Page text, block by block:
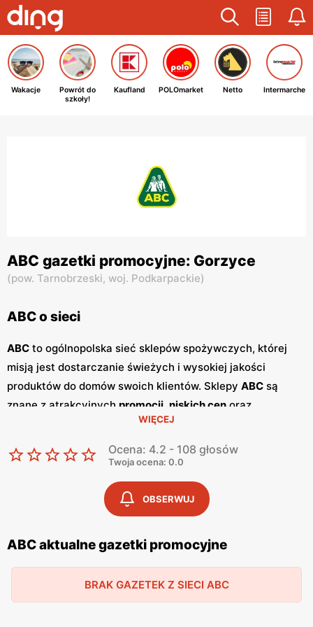
Wakacje
Powrót do
szkoły!
Kaufland POLOmarket Netto Intermarche
ABC gazetki promocyjne: Gorzyce
(pow. Tarnobrzeski, woj. Podkarpackie)
ABC o sieci
ABC to ogólnopolska sieć sklepów spożywczych, której
misją jest dostarczanie świeżych i wysokiej jakości
produktów do domów swoich klientów. Sklepy ABC są
znane z atrakcyjnych promocji niskich cen oraz
szerokiego asortymentu, który zaspokaja potrzeby całej
rodziny. Dzięki przyjaznej obsłudze i lokalnym sklepom,
ABC stało się ulubionym miejscem zakupów dla wielu
regularnie publikuje
, w których prezentowane są najlepsze oferty
oraz nowości produktowe.Gazetkite ukazują się kilka razy
w miesiącu, umożliwiając klientom śledzenie najnowszych
okazji i planowanie zakupów z wyprzedzeniem. Dostępne
wersji online na stronie internetowej sieci. Jednym z
WIĘCEJ
Ocena: 4.2 - 108 głosów
Twoja ocena: 0.0
OBSERWUJ
ABC aktualne gazetki promocyjne
BRAK GAZETEK Z SIECI ABC